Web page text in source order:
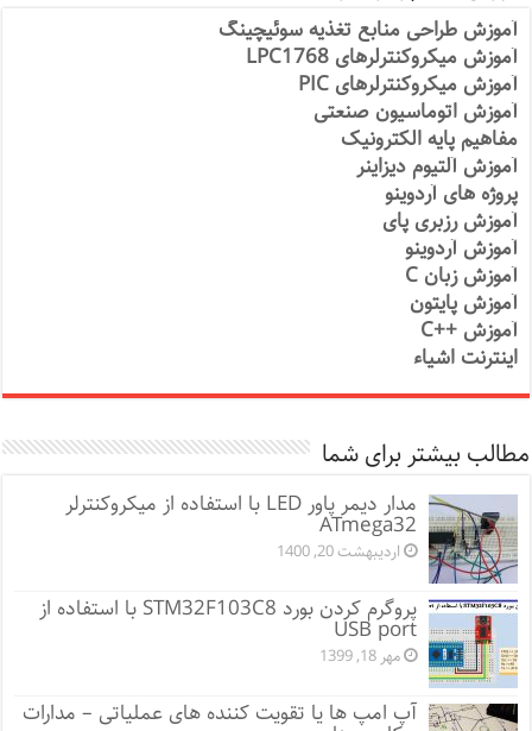
آموزش طراحی منابع تغذیه سوئیچینگ
آموزش میکروکنترلرهای LPC1768
آموزش میکروکنترلرهای PIC
آموزش اتوماسیون صنعتی
مفاهیم پایه الکترونیک
آموزش آلتیوم دیزاینر
پروژه های آردوینو
آموزش رزبری پای
آموزش آردوینو
آموزش زبان C
آموزش پایتون
آموزش ++C
اینترنت اشیاء
مطالب بیشتر برای شما
مدار دیمر پاور LED با استفاده از میکروکنترلر
ATmega32
اردیبهشت 20, 1400
پروگرم کردن بورد STM32F103C8 با استفاده از
USB port
مهر 18, 1399
آپ امپ ها یا تقویت کننده های عملیاتی – مدارات